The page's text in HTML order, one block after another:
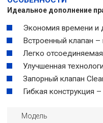
Идеальное дополнение
Экономия времени и
Встроенный клапан –
Легко
Улучшенная
Запорный клапан
Гибкая конструкция
Модель